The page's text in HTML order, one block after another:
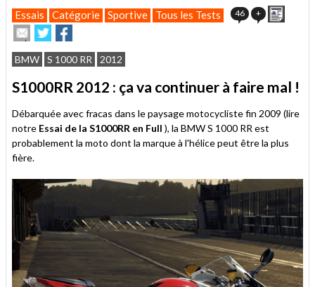
Essais Catégorie Sportive Tous les Tests 46 +
Envoyer
cet
article
à
ami
Partager
sur
Twitter
sur
Facebook
BMW S 1000 RR 2012
S1000RR 2012 : ça va continuer à faire mal !
Débarquée avec fracas dans le paysage motocycliste fin 2009 (lire
notre Essai de la S1000RR en Full ), la BMW S 1000 RR est
probablement la moto dont la marque à l'hélice peut être la plus
fière.